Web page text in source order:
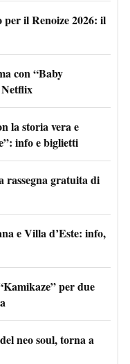
per il Renoize 2026: il
con “Baby
Netflix
la storia vera e
info e biglietti
rassegna gratuita di
e Villa d’Este: info,
per due
neo soul, torna a